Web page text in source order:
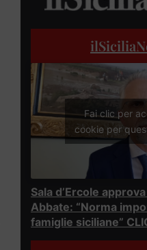
Fai clic per
cookie per
Sala d’Ercole
Abbate: “Norma
famiglie siciliane”